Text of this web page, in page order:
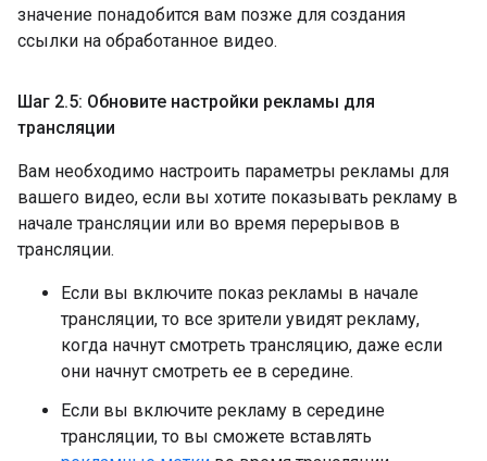
значение понадобится вам позже для создания
ссылки на обработанное видео.
Шаг 2.5: Обновите настройки рекламы для
трансляции
Вам необходимо настроить параметры рекламы для
вашего видео, если вы хотите показывать рекламу в
начале трансляции или во время перерывов в
трансляции.
Если вы включите показ рекламы в начале
трансляции, то все зрители увидят рекламу,
когда начнут смотреть трансляцию, даже если
они начнут смотреть ее в середине.
Если вы включите рекламу в середине
трансляции, то вы сможете вставлять